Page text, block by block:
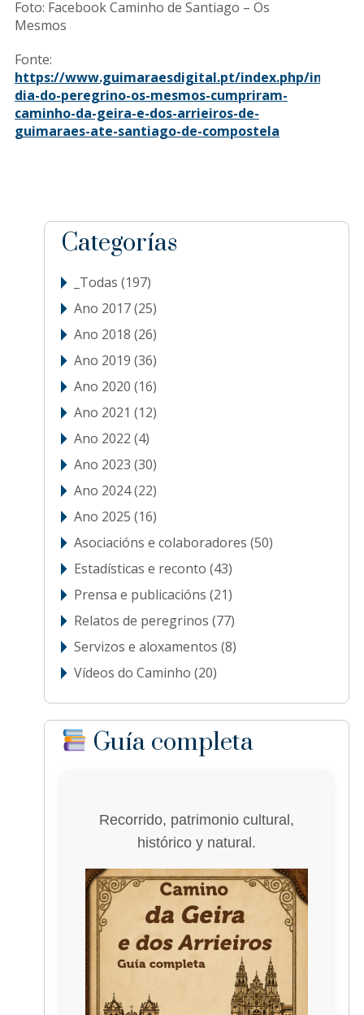
Foto: Facebook Caminho de Santiago – Os
Mesmos
Fonte:
https://www.guimaraesdigital.pt/index.php/
dia-do-peregrino-os-mesmos-cumpriram-
caminho-da-geira-e-dos-arrieiros-de-
guimaraes-ate-santiago-de-compostela
sidebar
Blog
Sidebar
Categorías
_Todas (197)
Ano 2017(25)
Ano 2018 (26)
Ano 2019 (36)
Ano 2020 (16)
Ano 2021 (12)
Ano 2022 (4)
Ano 2023 (30)
Ano 2024(22)
Ano 2025 (16)
Asociacións e colaboradores (50)
Estadísticas e reconto (43)
Prensa e publicacións (21)
Relatos de peregrinos (77)
Servizos e aloxamentos (8)
Vídeos do Caminho (20)
Guía completa
Recorrido, patrimonio cultural,
histórico y natural.